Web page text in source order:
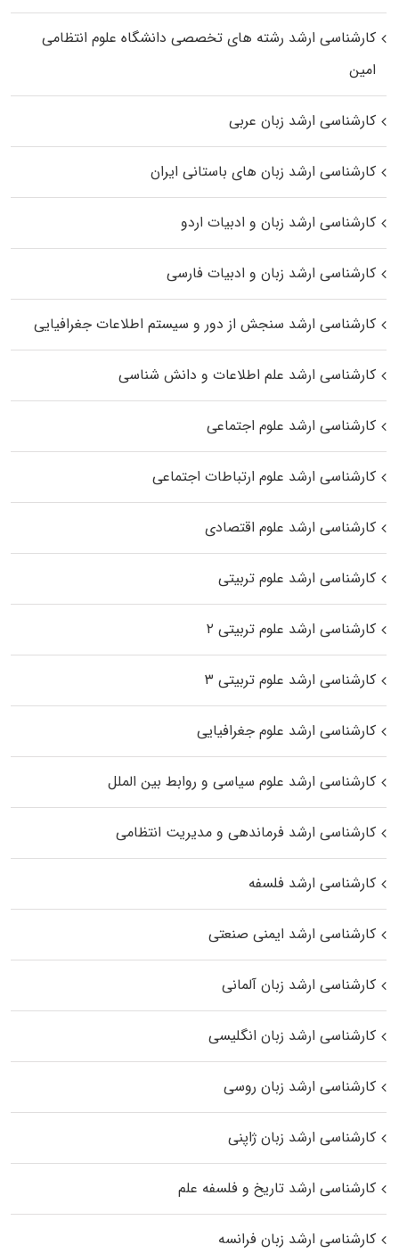
کارشناسی ارشد رﺷﺘﻪ ﻫﺎی تخصصی داﻧﺸﮕﺎه ﻋﻠﻮم انتظامی
اﻣﻴﻦ
کارشناسی ارشد زبان عربی
کارشناسی ارشد زبان‌ های باستانی ایران
کارشناسی ارشد زبان و ادبیات اردو
کارشناسی ارشد زبان و ادبیات فارسی
کارشناسی ارشد سنجش از دور و سیستم اطلاعات جغرافیایی
کارشناسی ارشد علم اطلاعات و دانش شناسی
کارشناسی ارشد علوم اجتماعی
کارشناسی ارشد علوم ارتباطات اجتماعی
کارشناسی ارشد علوم اقتصادی
کارشناسی ارشد علوم تربیتی
کارشناسی ارشد علوم تربیتی ۲
کارشناسی ارشد علوم تربیتی ۳
کارشناسی ارشد علوم جغرافیایی
کارشناسی ارشد علوم سیاسی و روابط بین الملل
کارشناسی ارشد فرماندهی و مدیریت انتظامی
کارشناسی ارشد فلسفه
کارشناسی ارشد ایمنی صنعتی
کارشناسی ارشد زبان آلمانی
کارشناسی ارشد زبان انگلیسی
کارشناسی ارشد زبان روسی
کارشناسی ارشد زبان ژاپنی
کارشناسی ارشد تاریخ و فلسفه علم
کارشناسی ارشد زبان فرانسه